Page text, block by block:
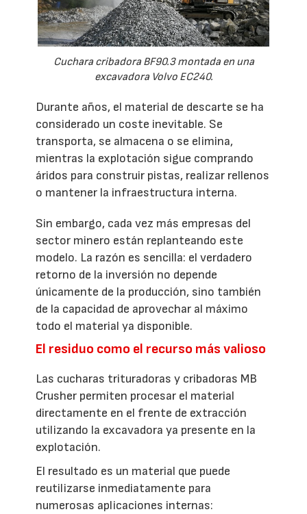
Cuchara cribadora BF90.3 montada en una
excavadora Volvo EC240.
Durante años, el material de descarte se ha
considerado un coste inevitable. Se
transporta, se almacena o se elimina,
mientras la explotación sigue comprando
áridos para construir pistas, realizar rellenos
o mantener la infraestructura interna.
Sin embargo, cada vez más empresas del
sector minero están replanteando este
modelo. La razón es sencilla: el verdadero
retorno de la inversión no depende
únicamente de la producción, sino también
de la capacidad de aprovechar al máximo
todo el material ya disponible.
El residuo como el recurso más valioso
Las cucharas trituradoras y cribadoras MB
Crusher permiten procesar el material
directamente en el frente de extracción
utilizando la excavadora ya presente en la
explotación.
El resultado es un material que puede
reutilizarse inmediatamente para
numerosas aplicaciones internas: